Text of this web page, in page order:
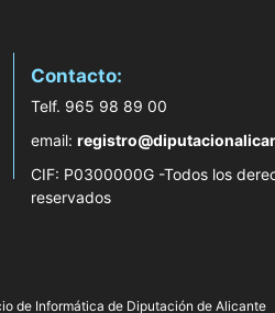
Contacto:
Telf. 965 98 89 00
email:
CIF: P0300000G -Todos los
reservados
de Informática de Diputación de Alicante